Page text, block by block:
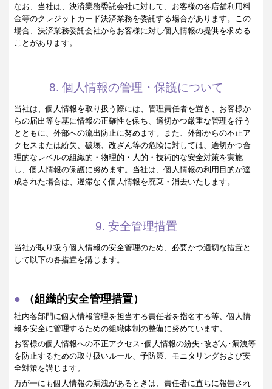
なお、当社は、決済業務委託会社に対して、お客様の各店舗利用料
金等のクレジットカード決済業務を委託する場合があります。この
場合、決済業務委託会社からお客様に対し個人情報の提供を求める
ことがあります。
8. 個人情報の管理・保護について
当社は、個人情報を取り扱う際には、管理責任者を置き、お客様か
らの届出等を基に情報の正確性を保ち、適切かつ厳重な管理を行う
とともに、外部への流出防止に努めます。また、外部からの不正ア
クセスまたは紛失、破壊、改ざん等の危険に対しては、適切かつ合
理的なレベルの組織的・物理的・人的・技術的な安全対策を実施
し、個人情報の保護に努めます。当社は、個人情報の利用目的が達
成された場合は、遅滞なく個人情報を廃棄・消去いたします。
9. 安全管理措置
当社が取り扱う個人情報の安全管理のため、必要かつ適切な措置と
して以下の各措置を講じます。
（組織的安全管理措置）
社内各部門に個人情報管理を担当する責任者を指名する等、個人情
報を安全に管理するための組織体制の整備に努めています。
お客様の個人情報への不正アクセス･個人情報の紛失･改ざん･漏洩等
を防止するための取り扱いルール、予防策、モニタリングおよび安
全対策を講じます。
万が一にも個人情報の漏洩があるときは、責任者に直ちに報告され